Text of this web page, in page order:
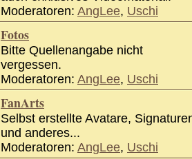
Moderatoren: AngLee, Uschi
Fotos
Bitte Quellenangabe nicht
vergessen.
Moderatoren: AngLee, Uschi
FanArts
Selbst erstellte Avatare,
und anderes...
Moderatoren: AngLee, Uschi